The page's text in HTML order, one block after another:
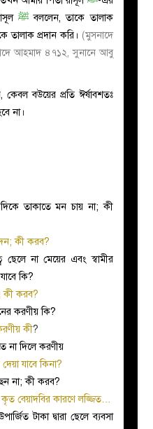
ﷺবললেন, তাকে তালাক
তালাক প্রদান করি। (মুসনাদে
আহমাদ ৪৭১২, সুনানে আবু
কেবল বউয়ের প্রতি ঈর্ষাবশতঃ
না।
দিকে তাকাতে মন চায় না; কী
কী করব?
ছেলে না মেয়ের এবং স্বামীর
কি?
কী করব?
করণীয় কি?
কী?
না দিলে করণীয়
যাবে কিনা?
না; কী করব?
কৃত বেয়াদবির কারণে লজ্জিত…
টাকা দ্বারা ছেলে ব্যবসা